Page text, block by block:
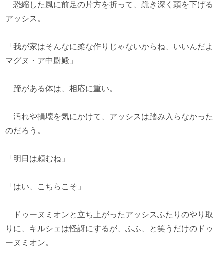
恐縮した風に前足の片方を折って、跪き深く頭を下げる
アッシス。
「我が家はそんなに柔な作りじゃないからね、いいんだよ
マグヌ・ア中尉殿」
蹄がある体は、相応に重い。
汚れや損壊を気にかけて、アッシスは踏み入らなかった
のだろう。
「明日は頼むね」
「はい、こちらこそ」
ドゥーヌミオンと立ち上がったアッシスふたりのやり取
りに、キルシェは怪訝にするが、ふふ、と笑うだけのドゥ
ーヌミオン。